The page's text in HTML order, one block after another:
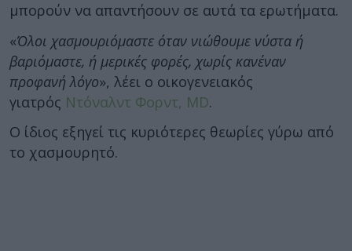
μπορούν να απαντήσουν σε αυτά τα ερωτήματα.
«Όλοι χασμουριόμαστε όταν νιώθουμε νύστα ή
βαριόμαστε, ή μερικές φορές, χωρίς κανέναν
προφανή λόγο», λέει ο οικογενειακός
γιατρός Ντόναλντ Φορντ, MD.
Ο ίδιος εξηγεί τις κυριότερες θεωρίες γύρω από
το χασμουρητό.